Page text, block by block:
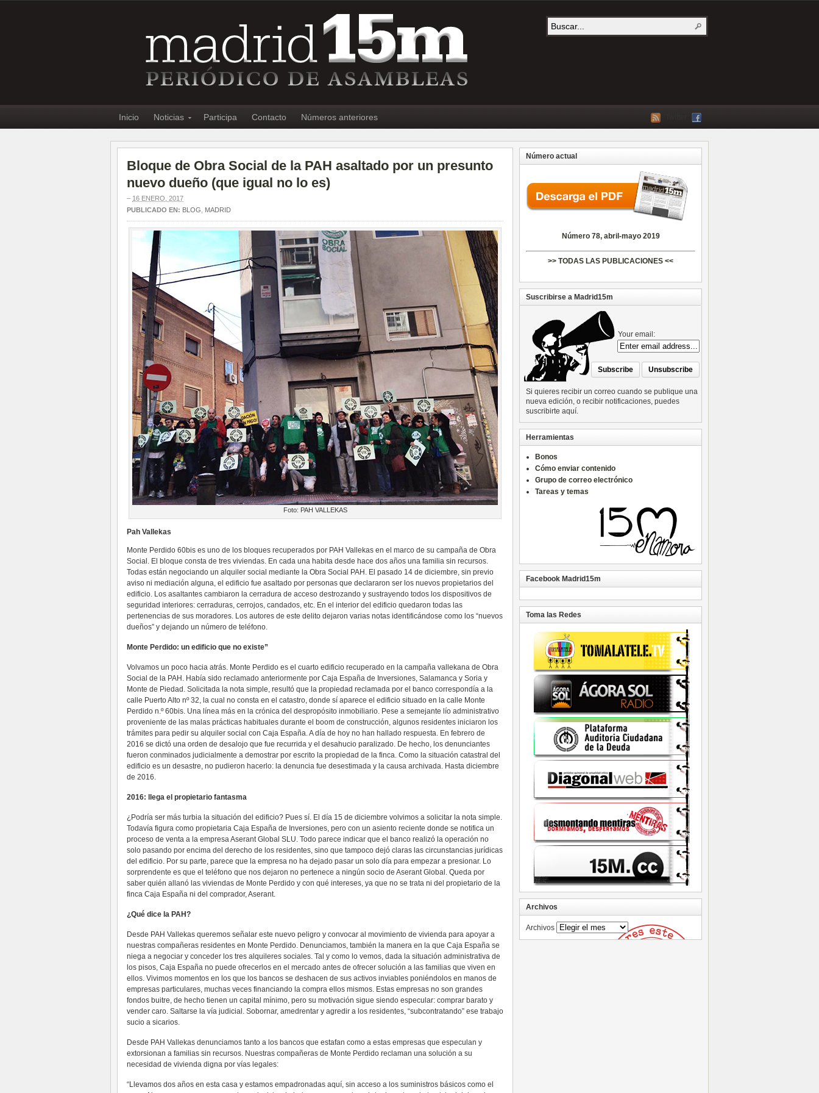
Inicio Noticias Participa Contacto Números anteriores
Bloque de Obra Social de la PAH asaltado por un presunto
nuevo dueño (que igual no lo es)
– 16 ENERO, 2017
PUBLICADO EN: BLOG MADRID
Foto: PAH VALLEKAS
Pah Vallekas
Monte Perdido 60bis es uno de los bloques recuperados por PAH Vallekas en el marco de su campaña de Obra
Social. El bloque consta de tres viviendas. En cada una habita desde hace dos años una familia sin recursos.
Todas están negociando un alquiler social mediante la Obra Social PAH. El pasado 14 de diciembre, sin previo
aviso ni mediación alguna, el edificio fue asaltado por personas que declararon ser los nuevos propietarios del
edificio. Los asaltantes cambiaron la cerradura de acceso destrozando y sustrayendo todos los dispositivos de
seguridad interiores: cerraduras, cerrojos, candados, etc. En el interior del edificio quedaron todas las
pertenencias de sus moradores. Los autores de este delito dejaron varias notas identificándose como los “nuevos
dueños” y dejando un número de teléfono.
Monte Perdido: un edificio que no existe”
Volvamos un poco hacia atrás. Monte Perdido es el cuarto edificio recuperado en la campaña vallekana de Obra
Social de la PAH. Había sido reclamado anteriormente por Caja España de Inversiones, Salamanca y Soria y
Monte de Piedad. Solicitada la nota simple, resultó que la propiedad reclamada por el banco correspondía a la
calle Puerto Alto nº 32, la cual no consta en el catastro, donde sí aparece el edificio situado en la calle Monte
Perdido n.º 60bis. Una línea más en la crónica del despropósito inmobiliario. Pese a semejante lío administrativo
proveniente de las malas prácticas habituales durante el boom de construcción, algunos residentes iniciaron los
trámites para pedir su alquiler social con Caja España. A día de hoy no han hallado respuesta. En febrero de
2016 se dictó una orden de desalojo que fue recurrida y el desahucio paralizado. De hecho, los denunciantes
fueron conminados judicialmente a demostrar por escrito la propiedad de la finca. Como la situación catastral del
edificio es un desastre, no pudieron hacerlo: la denuncia fue desestimada y la causa archivada. Hasta diciembre
de 2016.
2016: llega el propietario fantasma
¿Podría ser más turbia la situación del edificio? Pues sí. El día 15 de diciembre volvimos a solicitar la nota simple.
Todavía figura como propietaria Caja España de Inversiones, pero con un asiento reciente donde se notifica un
proceso de venta a la empresa Aserant Global SLU. Todo parece indicar que el banco realizó la operación no
solo pasando por encima del derecho de los residentes, sino que tampoco dejó claras las circunstancias jurídicas
del edificio. Por su parte, parece que la empresa no ha dejado pasar un solo día para empezar a presionar. Lo
sorprendente es que el teléfono que nos dejaron no pertenece a ningún socio de Aserant Global. Queda por
saber quién allanó las viviendas de Monte Perdido y con qué intereses, ya que no se trata ni del propietario de la
finca Caja España ni del comprador, Aserant.
¿Qué dice la PAH?
Desde PAH Vallekas queremos señalar este nuevo peligro y convocar al movimiento de vivienda para apoyar a
nuestras compañeras residentes en Monte Perdido. Denunciamos, también la manera en la que Caja España se
niega a negociar y conceder los tres alquileres sociales. Tal y como lo vemos, dada la situación administrativa de
los pisos, Caja España no puede ofrecerlos en el mercado antes de ofrecer solución a las familias que viven en
ellos. Vivimos momentos en los que los bancos se deshacen de sus activos inviables poniéndolos en manos de
empresas particulares, muchas veces financiando la compra ellos mismos. Estas empresas no son grandes
fondos buitre, de hecho tienen un capital mínimo, pero su motivación sigue siendo especular: comprar barato y
vender caro. Saltarse la vía judicial. Sobornar, amedrentar y agredir a los residentes, “subcontratando” ese trabajo
sucio a sicarios.
Desde PAH Vallekas denunciamos tanto a los bancos que estafan como a estas empresas que especulan y
extorsionan a familias sin recursos. Nuestras compañeras de Monte Perdido reclaman una solución a su
necesidad de vivienda digna por vías legales:
“Llevamos dos años en esta casa y estamos empadronadas aquí, sin acceso a los suministros básicos como el
Número actual
Número 78, abril-mayo 2019
>> TODAS LAS PUBLICACIONES <<
Suscribirse a Madrid15m
Your email:
Si quieres recibir un correo cuando se publique una
nueva edición, o recibir notificaciones, puedes
suscribirte aquí.
Herramientas
Bonos
Cómo enviar contenido
Grupo de correo electrónico
Tareas y temas
Facebook Madrid15m
Toma las Redes
Archivos
Archivos